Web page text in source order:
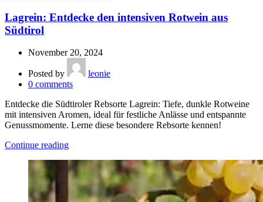
Lagrein: Entdecke den intensiven Rotwein aus
Südtirol
November 20, 2024
Posted by
leonie
0 comments
Entdecke die Südtiroler Rebsorte Lagrein: Tiefe, dunkle Rotweine
mit intensiven Aromen, ideal für festliche Anlässe und entspannte
Genussmomente. Lerne diese besondere Rebsorte kennen!
Continue reading